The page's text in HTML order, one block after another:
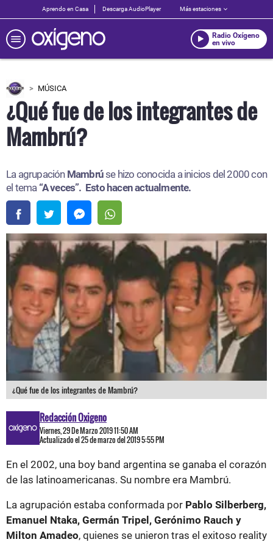
Aprendo en Casa Descarga AudioPlayer Más estaciones
Radio Oxígeno
en vivo
MÚSICA
¿Qué fue de los integrantes de
Mambrú?
La agrupación Mambrú se hizo conocida a inicios del 2000 con
el tema “A veces”. Esto hacen actualmente.
¿Qué fue de los integrantes de Mambrú?
Redacción Oxigeno
Viernes, 29 De Marzo 2019 11:50 AM
Actualizado el 25 de marzo del 2019 5:55 PM
En el 2002, una boy band argentina se ganaba el corazón
de las latinoamericanas. Su nombre era Mambrú.
La agrupación estaba conformada por Pablo Silberberg,
Emanuel Ntaka, Germán Tripel, Gerónimo Rauch y
Milton Amadeo, quienes se unieron tras el exitoso reality